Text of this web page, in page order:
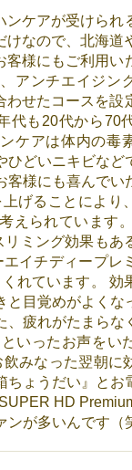
ンケアが受けられ
けなので、北海道
客様にもご利用い
アンチエイジン
わせたコースを設
代も20代から70
ケアは体内の毒
ひどいニキビなど
客様にも喜んでい
げることにより
えられています
リミング効果もあ
エイチディープレ
れています。 効
と目覚めがよくな
、疲れがたまらな
いったお声をい
みなった翌朝に
ちょうだい』とお
HD
ンが多いんです（